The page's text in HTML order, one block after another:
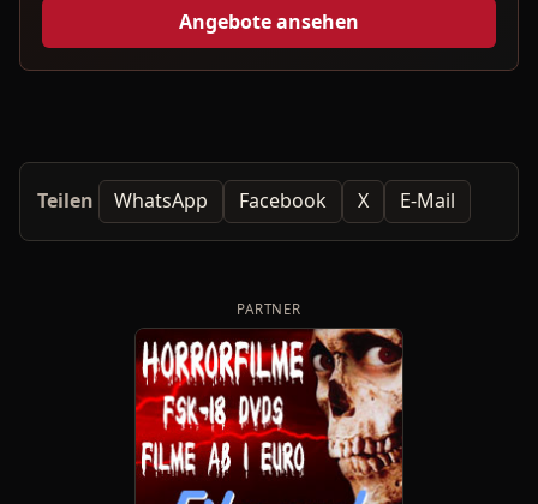
Angebote ansehen
Teilen WhatsApp Facebook X E-Mail
PARTNER